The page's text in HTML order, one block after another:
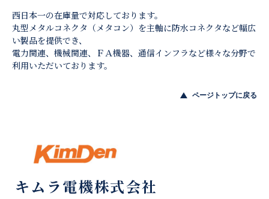
西日本一の在庫量で対応しております。
丸型メタルコネクタ（メタコン）を主軸に防水コネクタなど幅広
い製品を提供でき、
電力関連、機械関連、ＦＡ機器、通信インフラなど様々な分野で
利用いただいております。
ページトップに戻る
キムラ電機株式会社